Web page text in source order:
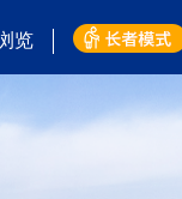
览